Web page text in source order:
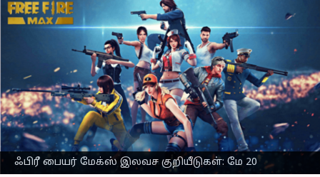
ஃபிரீ பையர் மேக்ஸ் இலவச குறியீடுகள்: மே 20
Free Fire MAX இலவச
குறியீடுகள்: மே 20-க்கான
குறியீடுகள்
பெறுவதற்கான
வழிமுறைகள்
எழுதியவர் Venkatalakshmi V May 20, 2023 02:03 pm
செய்தி முன்னோட்டம்